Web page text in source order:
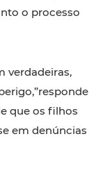
o processo
verdadeiras,
que os filhos
em denúncias